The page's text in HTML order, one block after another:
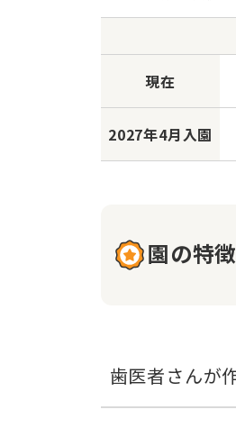
現在
2027年4月入園
園の特徴